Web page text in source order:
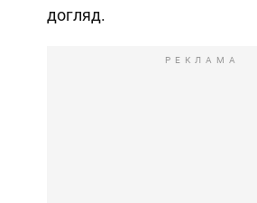
догляд.
РЕКЛАМА